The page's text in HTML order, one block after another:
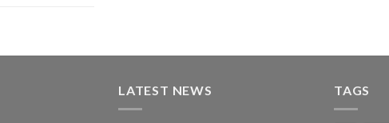
LATEST NEWS TAGS